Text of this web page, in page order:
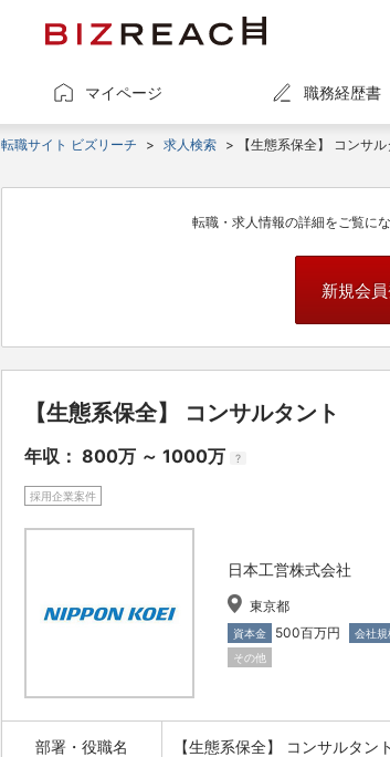
マイページ 職務経歴書
転職サイト ビズリーチ > 求人検索 > 【生態系保全】 コンサル
転職・求人情報の詳細をご覧に
新規会員
【生態系保全】 コンサルタント
年収： 800万 ～ 1000万 ?
採用企業案件
日本工営株式会社
東京都
資本金 500百万円 会社規
その他
部署・役職名 【生態系保全】 コンサルタント